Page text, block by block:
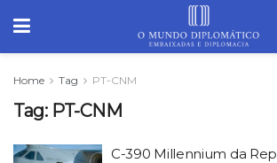
Home Tag PT-CNM
Tag: PT-CNM
C-390 Millennium da